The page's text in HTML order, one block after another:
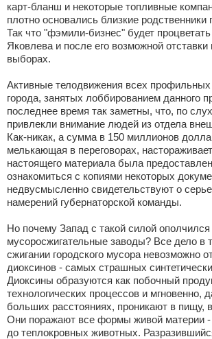
карт-бланш и некоторые топливные
плотно основались близкие родственники
Так что "фэмили-бизнес" будет
Яковлева и после его возможной отставки
выборах.
Активные телодвижения всех профильных
города, занятых лоббированием данного
последнее время так заметны, что, по
привлекли внимание людей из отдела
Как-никак, а сумма в 150 миллионов
мелькающая в переговорах,
настоящего материала была
ознакомиться с копиями некоторых
недвусмысленно свидетельствуют о
намерений губернаторской команды.
Но почему Запад с такой силой ополчился
мусоросжигательные заводы? Все дело в
сжигании городского мусора невозможно
диоксинов - самых страшных
Диоксины образуются как побочный
технологических процессов и мгновенно,
больших расстояниях, проникают в пищу,
Они поражают все формы живой материи -
до теплокровных животных.